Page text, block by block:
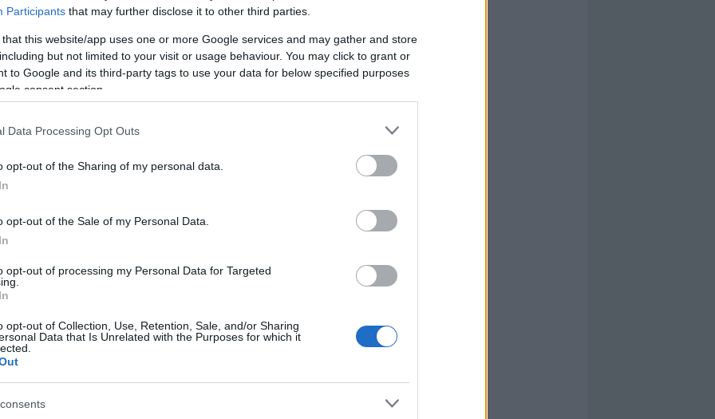
Participants that may further disclose it to other third parties.
that this website/app uses one or more Google services and may gather and store
but not limited to your visit or usage behaviour. You may click to grant or
to Google and its third-party tags to use your data for below specified purposes
consent section.
Data Processing Opt Outs
opt-out of the Sharing of my personal data.
opt-out of the Sale of my Personal Data.
opt-out of processing my Personal Data for Targeted
opt-out of Collection, Use, Retention, Sale, and/or Sharing
Data that Is Unrelated with the Purposes for which it
15 puntos.
forma y en los últimos cuatro compromisos de los
y ha anotado un gol, para un total de 29 puntos.
días, así que es hora de pujar por él si
y el Atlético ha dejado atrás su crisis de
en LaLiga y un empate que supo a poco ante el
de la jornada 26 frente al Celta brilló con luz
como ya hiciera en Champions, y anotó
tras dos asistencias de Kondogbia. El
con un 8,3 y recibió 20 puntos en la jornada.
en los próximos partidos y su valor de mercado es
dilema de las ocasiones falladas
falla una ocasión clara de gol. SofaScore penaliza